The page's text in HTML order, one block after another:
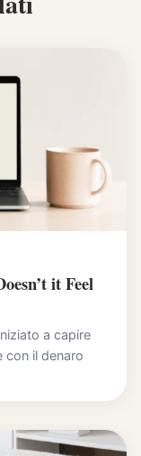
it Feel
a capire
con il denaro